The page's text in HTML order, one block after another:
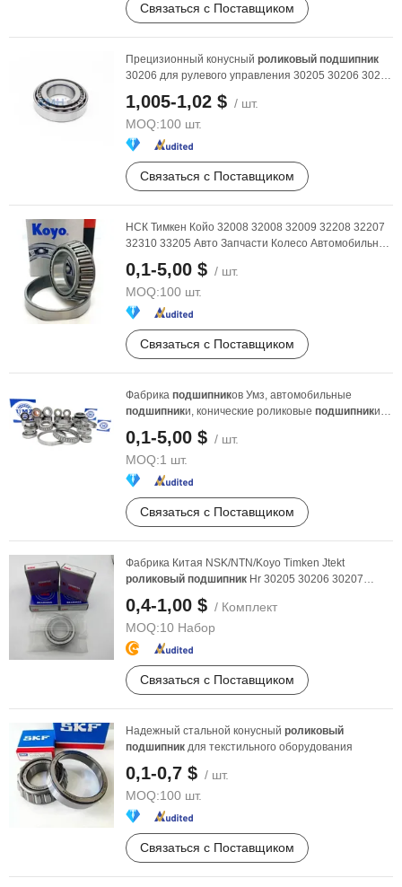
Связаться с Поставщиком
Прецизионный конусный роликовый подшипник
30206 для рулевого управления 30205 30206 30207
1,005-1,02 $ / шт.
MOQ:100 шт.
Связаться с Поставщиком
НСК Тимкен Койо 32008 32008 32009 32208 32207
32310 33205 Авто Запчасти Колесо Автомобильный
0,1-5,00 $ / шт.
MOQ:100 шт.
Связаться с Поставщиком
Фабрика подшипников Умз, автомобильные
подшипники, конические роликовые подшипники,
0,1-5,00 $ / шт.
MOQ:1 шт.
Связаться с Поставщиком
Фабрика Китая NSK/NTN/Koyo Timken Jtekt
роликовый подшипник Hr 30205 30206 30207
30208 30209 30210 ...
0,4-1,00 $ / Комплект
MOQ:10 Набор
Связаться с Поставщиком
Надежный стальной конусный роликовый
подшипник для текстильного оборудования
0,1-0,7 $ / шт.
MOQ:100 шт.
Связаться с Поставщиком